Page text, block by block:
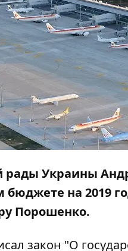
рады Украины
бюджете на 2019
Порошенко.
закон "О